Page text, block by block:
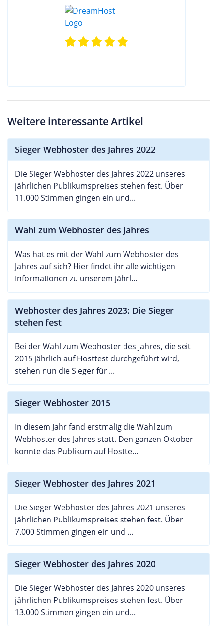
Weitere interessante Artikel
Sieger Webhoster des Jahres 2022
Die Sieger Webhoster des Jahres 2022 unseres
jährlichen Publikumspreises stehen fest. Über
11.000 Stimmen gingen ein und...
Wahl zum Webhoster des Jahres
Was hat es mit der Wahl zum Webhoster des
Jahres auf sich? Hier findet ihr alle wichtigen
Informationen zu unserem jährl...
Webhoster des Jahres 2023: Die Sieger
stehen fest
Bei der Wahl zum Webhoster des Jahres, die seit
2015 jährlich auf Hosttest durchgeführt wird,
stehen nun die Sieger für ...
Sieger Webhoster 2015
In diesem Jahr fand erstmalig die Wahl zum
Webhoster des Jahres statt. Den ganzen Oktober
konnte das Publikum auf Hostte...
Sieger Webhoster des Jahres 2021
Die Sieger Webhoster des Jahres 2021 unseres
jährlichen Publikumspreises stehen fest. Über
7.000 Stimmen gingen ein und ...
Sieger Webhoster des Jahres 2020
Die Sieger Webhoster des Jahres 2020 unseres
jährlichen Publikumspreises stehen fest. Über
13.000 Stimmen gingen ein und...